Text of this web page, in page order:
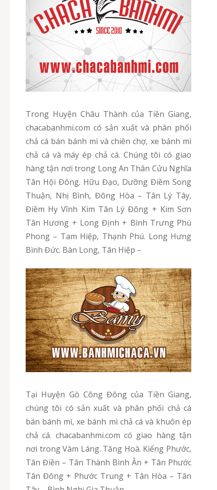
Trong Huyện Châu Thành của Tiền Giang,
chacabanhmi.com có sản xuất và phân phối
chả cá bán bánh mì và chiên chợ, xe bánh mì
chả cá và máy ép chả cá. Chúng tôi có giao
hàng tận nơi trong Long An Thân Cửu Nghĩa
Tân Hội Đông. Hữu Đạo, Dưỡng Điềm Song
Thuận, Nhị Bình, Đông Hòa – Tân Lý Tây,
Điềm Hy Vĩnh Kim Tân Lý Đông + Kim Sơn
Tân Hương + Long Định + Bình Trưng Phú
Phong – Tam Hiệp, Thạnh Phú. Long Hưng
Bình Đức. Bàn Long, Tân Hiệp –
Tại Huyện Gò Công Đông của Tiền Giang,
chúng tôi có sản xuất và phân phối chả cá
bán bánh mì, xe bánh mì chả cá và khuôn ép
chả cá. chacabanhmi.com có giao hàng tận
nơi trong Vàm Láng. Tăng Hoà. Kiểng Phước,
Tân Điền – Tân Thành Bình Ân + Tân Phước
Tân Đông + Phước Trung + Tân Hòa – Tân